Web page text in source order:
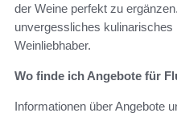
der Weine perfekt zu
unvergessliches
Weinliebhaber.
Wo finde ich Angebote für
Informationen über Angebote